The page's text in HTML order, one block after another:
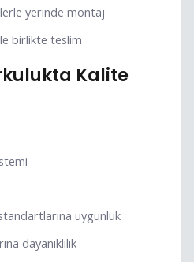
yerinde montaj
birlikte teslim
Kalite
uygunluk
dayanıklılık